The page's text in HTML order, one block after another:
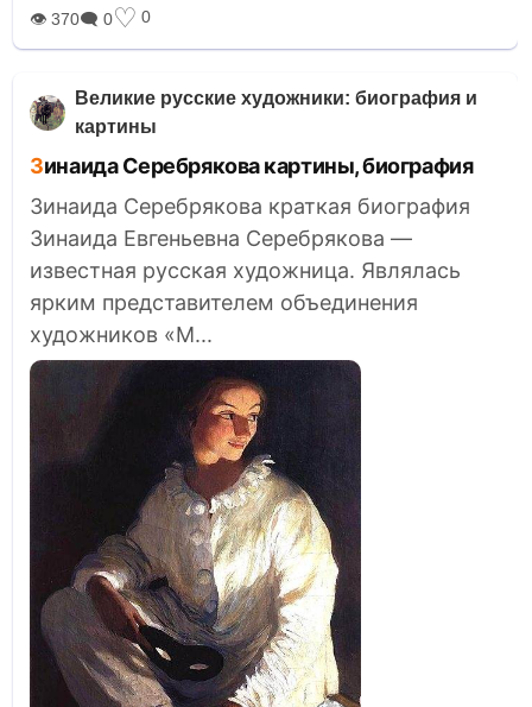
👁 370🗨 0♡ 0
Великие русские художники: биография и
картины
Зинаида Серебрякова картины, биография
Зинаида Серебрякова краткая биография
Зинаида Евгеньевна Серебрякова —
известная русская художница. Являлась
ярким представителем объединения
художников «М...